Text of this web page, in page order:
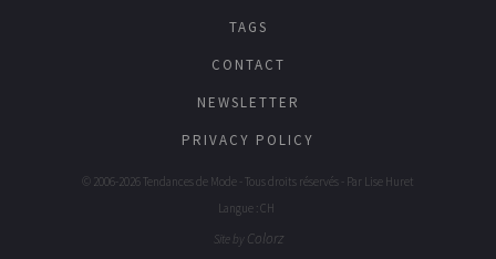
TAGS
CONTACT
NEWSLETTER
PRIVACY POLICY
© 2006-2026 Tendances de Mode - Tous droits réservés - Par Lise Huret
Langue : CH
Site by Colorz